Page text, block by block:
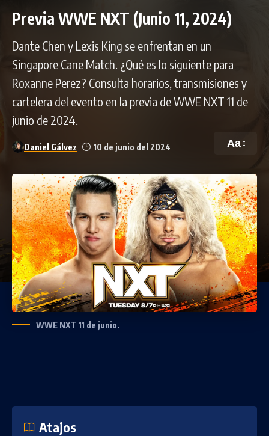
Previa WWE NXT (Junio 11, 2024)
Dante Chen y Lexis King se enfrentan en un
Singapore Cane Match. ¿Qué es lo siguiente para
Roxanne Perez? Consulta horarios, transmisiones y
cartelera del evento en la previa de WWE NXT 11 de
junio de 2024.
Daniel Gálvez 10 de junio del 2024 Aa
WWE NXT 11 de junio.
Atajos